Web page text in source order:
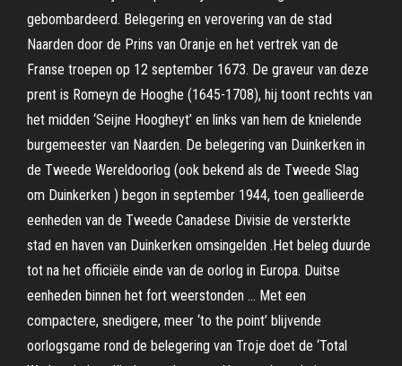
gebombardeerd. Belegering en verovering van de stad
Naarden door de Prins van Oranje en het vertrek van de
Franse troepen op 12 september 1673. De graveur van deze
prent is Romeyn de Hooghe (1645-1708), hij toont rechts van
het midden ‘Seijne Hoogheyt’ en links van hem de knielende
burgemeester van Naarden. De belegering van Duinkerken in
de Tweede Wereldoorlog (ook bekend als de Tweede Slag
om Duinkerken ) begon in september 1944, toen geallieerde
eenheden van de Tweede Canadese Divisie de versterkte
stad en haven van Duinkerken omsingelden .Het beleg duurde
tot na het officiële einde van de oorlog in Europa. Duitse
eenheden binnen het fort weerstonden … Met een
compactere, snedigere, meer ‘to the point’ blijvende
oorlogsgame rond de belegering van Troje doet de ‘Total